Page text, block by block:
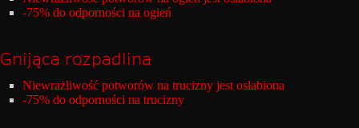
-75% do odporności na ogień
Gnijąca rozpadlina
Niewrażliwość potworów na trucizny jest osłabiona
-75% do odporności na trucizny